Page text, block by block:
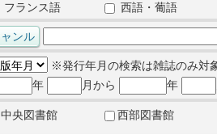
フランス語
西語・葡語
※発行年月の検索は雑誌のみ対
年
月から 年
中央図書館 西部図書館